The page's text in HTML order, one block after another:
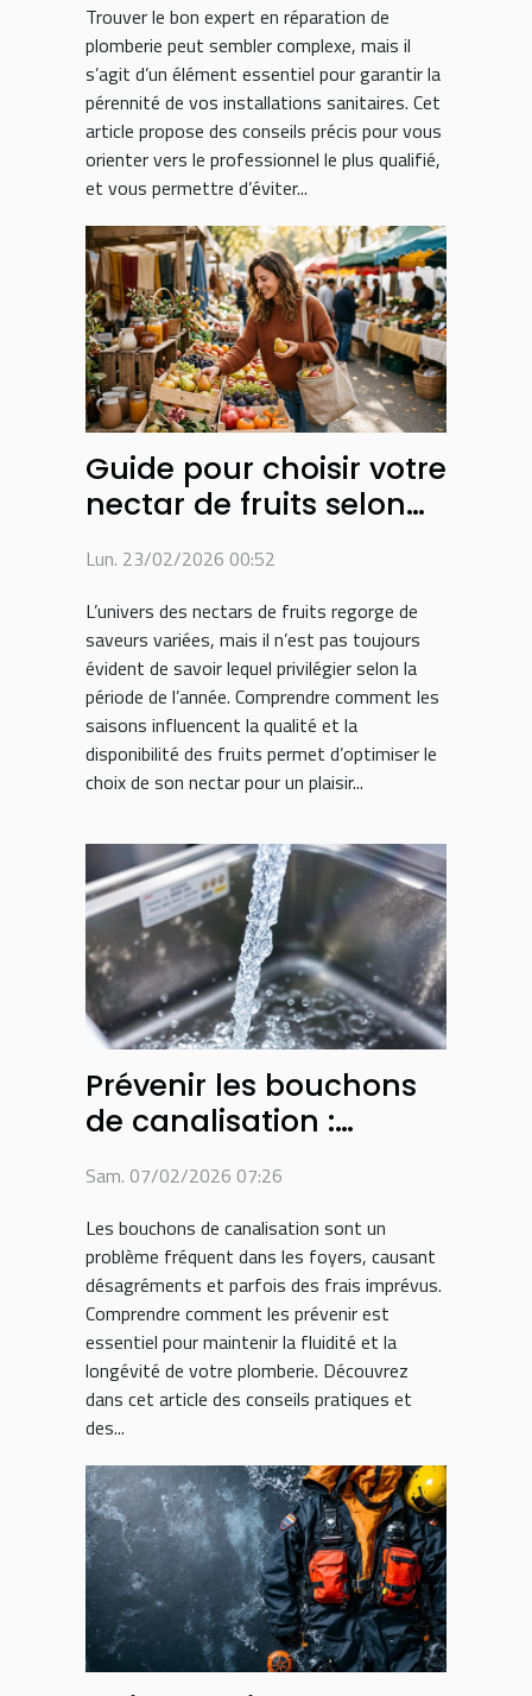
Trouver le bon expert en réparation de
plomberie peut sembler complexe, mais il
s’agit d’un élément essentiel pour garantir la
pérennité de vos installations sanitaires. Cet
article propose des conseils précis pour vous
orienter vers le professionnel le plus qualifié,
et vous permettre d’éviter...
Guide pour choisir votre
nectar de fruits selon
Lun. 23/02/2026 00:52
L’univers des nectars de fruits regorge de
saveurs variées, mais il n’est pas toujours
évident de savoir lequel privilégier selon la
période de l’année. Comprendre comment les
saisons influencent la qualité et la
disponibilité des fruits permet d’optimiser le
choix de son nectar pour un plaisir...
Prévenir les bouchons
de canalisation :
Sam. 07/02/2026 07:26
Les bouchons de canalisation sont un
problème fréquent dans les foyers, causant
désagréments et parfois des frais imprévus.
Comprendre comment les prévenir est
essentiel pour maintenir la fluidité et la
longévité de votre plomberie. Découvrez
dans cet article des conseils pratiques et
des...